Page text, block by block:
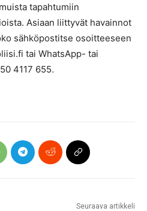
tapahtumiin
Asiaan liittyvät havainnot
sähköpostitse osoitteeseen
tai WhatsApp- tai
4117 655.
Seuraava artikkeli